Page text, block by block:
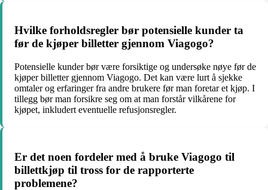
Hvilke forholdsregler bør potensielle kunder ta
før de kjøper billetter gjennom Viagogo?
Potensielle kunder bør være forsiktige og undersøke nøye før de
kjøper billetter gjennom Viagogo. Det kan være lurt å sjekke
omtaler og erfaringer fra andre brukere før man foretar et kjøp. I
tillegg bør man forsikre seg om at man forstår vilkårene for
kjøpet, inkludert eventuelle refusjonsregler.
Er det noen fordeler med å bruke Viagogo til
billettkjøp til tross for de rapporterte
problemene?